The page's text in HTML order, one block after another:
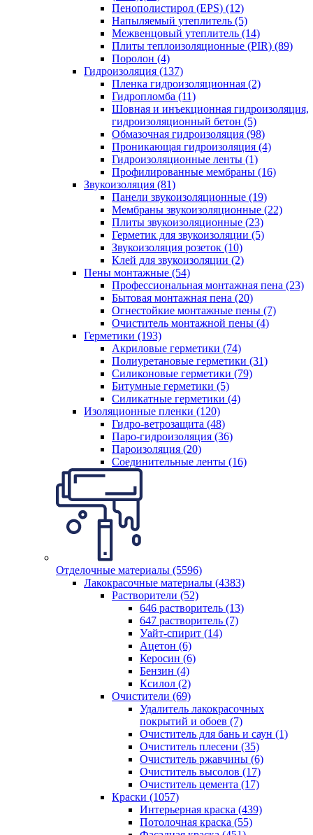
Пенополистирол (EPS) (12)
Напыляемый утеплитель (5)
Межвенцовый утеплитель (14)
Плиты теплоизоляционные (PIR) (89)
Поролон (4)
Гидроизоляция (137)
Пленка гидроизоляционная (2)
Гидропломба (11)
Шовная и инъекционная гидроизоляция,
гидроизоляционный бетон (5)
Обмазочная гидроизоляция (98)
Проникающая гидроизоляция (4)
Гидроизоляционные ленты (1)
Профилированные мембраны (16)
Звукоизоляция (81)
Панели звукоизоляционные (19)
Мембраны звукоизоляционные (22)
Плиты звукоизоляционные (23)
Герметик для звукоизоляции (5)
Звукоизоляция розеток (10)
Клей для звукоизоляции (2)
Пены монтажные (54)
Профессиональная монтажная пена (23)
Бытовая монтажная пена (20)
Огнестойкие монтажные пены (7)
Очиститель монтажной пены (4)
Герметики (193)
Акриловые герметики (74)
Полиуретановые герметики (31)
Силиконовые герметики (79)
Битумные герметики (5)
Силикатные герметики (4)
Изоляционные пленки (120)
Гидро-ветрозащита (48)
Паро-гидроизоляция (36)
Пароизоляция (20)
Соединительные ленты (16)
Отделочные материалы (5596)
Лакокрасочные материалы (4383)
Растворители (52)
646 растворитель (13)
647 растворитель (7)
Уайт-спирит (14)
Ацетон (6)
Керосин (6)
Бензин (4)
Ксилол (2)
Очистители (69)
Удалитель лакокрасочных
покрытий и обоев (7)
Очиститель для бань и саун (1)
Очиститель плесени (35)
Очиститель ржавчины (6)
Очиститель высолов (17)
Очиститель цемента (17)
Краски (1057)
Интерьерная краска (439)
Потолочная краска (55)